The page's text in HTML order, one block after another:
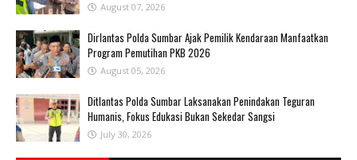
August 07, 2026
Dirlantas Polda Sumbar Ajak Pemilik Kendaraan Manfaatkan
Program Pemutihan PKB 2026
August 05, 2026
Ditlantas Polda Sumbar Laksanakan Penindakan Teguran
Humanis, Fokus Edukasi Bukan Sekedar Sangsi
July 30, 2026